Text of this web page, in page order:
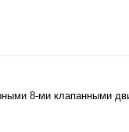
8-ми клапанными